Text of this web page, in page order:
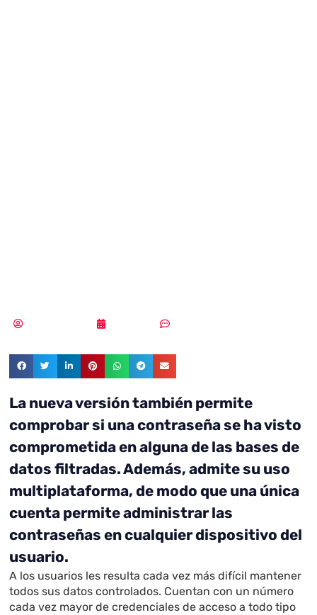
La nueva versión también permite
comprobar si una contraseña se ha visto
comprometida en alguna de las bases de
datos filtradas. Además, admite su uso
multiplataforma, de modo que una única
cuenta permite administrar las
contraseñas en cualquier dispositivo del
usuario.
A los usuarios les resulta cada vez más difícil mantener
todos sus datos controlados. Cuentan con un número
cada vez mayor de credenciales de acceso a todo tipo